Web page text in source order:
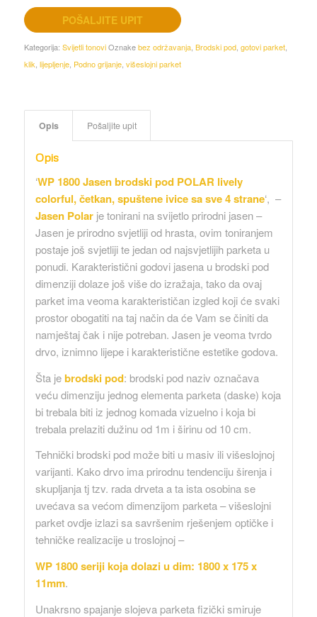
POŠALJITE UPIT
Kategorija: Svijetli tonovi Oznakebez održavanja, Brodski pod, gotovi parket,
klik, lijepljenje, Podno grijanje, višeslojni parket
Opis Pošaljite upit
Opis
‘WP 1800 Jasen brodski pod POLAR lively
colorful, četkan, spuštene ivice sa sve 4 strane‘, –
Jasen Polarje tonirani na svijetlo prirodni jasen –
Jasen je prirodno svjetliji od hrasta, ovim toniranjem
postaje još svjetliji te jedan od najsvjetlijih parketa u
ponudi. Karakteristični godovi jasena u brodski pod
dimenziji dolaze još više do izražaja, tako da ovaj
parket ima veoma karakterističan izgled koji će svaki
prostor obogatiti na taj način da će Vam se činiti da
namještaj čak i nije potreban. Jasen je veoma tvrdo
drvo, iznimno lijepe i karakteristične estetike godova.
Šta jebrodski pod: brodski pod naziv označava
veću dimenziju jednog elementa parketa (daske) koja
bi trebala biti iz jednog komada vizuelno i koja bi
trebala prelaziti dužinu od 1m i širinu od 10 cm.
Tehnički brodski pod može biti u masiv ili višeslojnoj
varijanti. Kako drvo ima prirodnu tendenciju širenja i
skupljanja tj tzv. rada drveta a ta ista osobina se
uvećava sa većom dimenzijom parketa – višeslojni
parket ovdje izlazi sa savršenim rješenjem optičke i
tehničke realizacije u troslojnoj –
WP 1800 seriji koja dolazi u dim: 1800 x 175 x
11mm.
Unakrsno spajanje slojeva parketa fizički smiruje